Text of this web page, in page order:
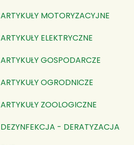
ARTYKUŁY MOTORYZACYJNE
ARTYKUŁY ELEKTRYCZNE
ARTYKUŁY GOSPODARCZE
ARTYKUŁY OGRODNICZE
ARTYKUŁY ZOOLOGICZNE
DEZYNFEKCJA - DERATYZACJA